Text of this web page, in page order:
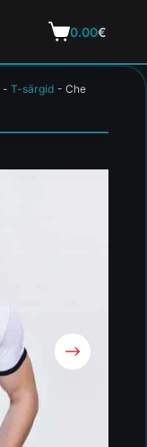
0.00€
- T-särgid - Che